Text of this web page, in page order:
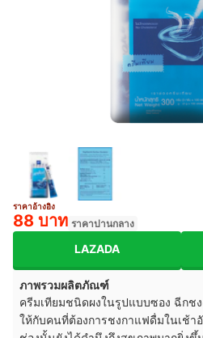
ราคาอ้างอิง
88 บาท ราคาปานกลาง
LAZADA
ภาพรวมผลิตภัณฑ์
ครีมเทียมชนิดผงในรูปแบบซอง ฉีกชง
ให้กับคนที่ต้องการชงกาแฟดื่มในเช้า